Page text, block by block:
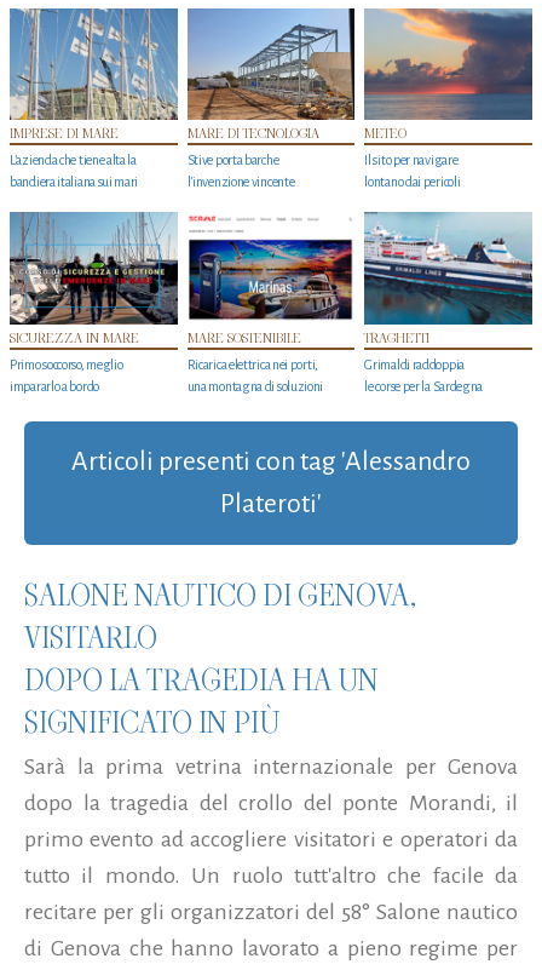
IMPRESE DI MARE
L'azienda che tiene alta la
bandiera italiana sui mari
MARE DI TECNOLOGIA
Stive porta barche
l'invenzione vincente
METEO
Il sito per navigare
lontano dai pericoli
SICUREZZA IN MARE
Primo soccorso, meglio
impararlo a bordo
MARE SOSTENIBILE
Ricarica elettrica nei porti,
una montagna di soluzioni
TRAGHETTI
Grimaldi raddoppia
le corse per la Sardegna
Articoli presenti con tag 'Alessandro
Plateroti'
SALONE NAUTICO DI GENOVA,
VISITARLO
DOPO LA TRAGEDIA HA UN
SIGNIFICATO IN PIÙ
Sarà la prima vetrina internazionale per Genova
dopo la tragedia del crollo del ponte Morandi, il
primo evento ad accogliere visitatori e operatori da
tutto il mondo. Un ruolo tutt'altro che facile da
recitare per gli organizzatori del 58° Salone nautico
di Genova che hanno lavorato a pieno regime per